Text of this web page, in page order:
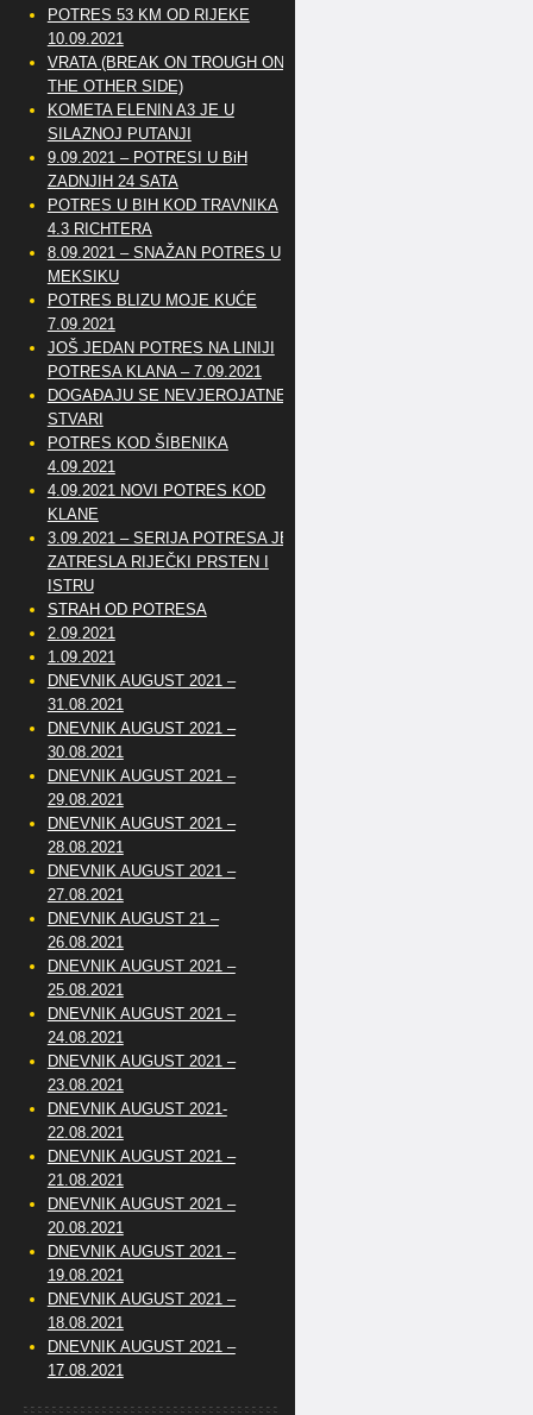
POTRES 53 KM OD RIJEKE
10.09.2021
VRATA (BREAK ON TROUGH ON
THE OTHER SIDE)
KOMETA ELENIN A3 JE U
SILAZNOJ PUTANJI
9.09.2021 – POTRESI U BiH
ZADNJIH 24 SATA
POTRES U BIH KOD TRAVNIKA
4.3 RICHTERA
8.09.2021 – SNAŽAN POTRES U
MEKSIKU
POTRES BLIZU MOJE KUĆE
7.09.2021
JOŠ JEDAN POTRES NA LINIJI
POTRESA KLANA – 7.09.2021
DOGAĐAJU SE NEVJEROJATNE
STVARI
POTRES KOD ŠIBENIKA
4.09.2021
4.09.2021 NOVI POTRES KOD
KLANE
3.09.2021 – SERIJA POTRESA JE
ZATRESLA RIJEČKI PRSTEN I
ISTRU
STRAH OD POTRESA
2.09.2021
1.09.2021
DNEVNIK AUGUST 2021 –
31.08.2021
DNEVNIK AUGUST 2021 –
30.08.2021
DNEVNIK AUGUST 2021 –
29.08.2021
DNEVNIK AUGUST 2021 –
28.08.2021
DNEVNIK AUGUST 2021 –
27.08.2021
DNEVNIK AUGUST 21 –
26.08.2021
DNEVNIK AUGUST 2021 –
25.08.2021
DNEVNIK AUGUST 2021 –
24.08.2021
DNEVNIK AUGUST 2021 –
23.08.2021
DNEVNIK AUGUST 2021-
22.08.2021
DNEVNIK AUGUST 2021 –
21.08.2021
DNEVNIK AUGUST 2021 –
20.08.2021
DNEVNIK AUGUST 2021 –
19.08.2021
DNEVNIK AUGUST 2021 –
18.08.2021
DNEVNIK AUGUST 2021 –
17.08.2021